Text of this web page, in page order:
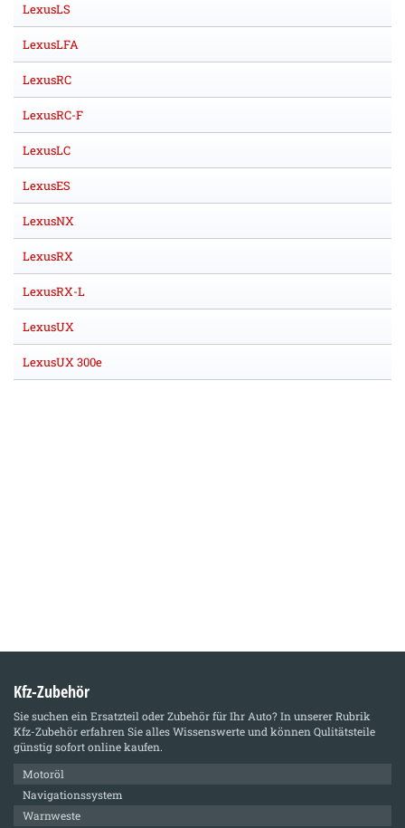
LexusLS
LexusLFA
LexusRC
LexusRC-F
LexusLC
LexusES
LexusNX
LexusRX
LexusRX-L
LexusUX
LexusUX 300e
Kfz-Zubehör
Sie suchen ein Ersatzteil oder Zubehör für Ihr Auto? In unserer Rubrik
Kfz-Zubehörerfahren Sie alles Wissenswerte und können Qulitätsteile
günstig sofort online kaufen.
Motoröl
Navigationssystem
Warnweste